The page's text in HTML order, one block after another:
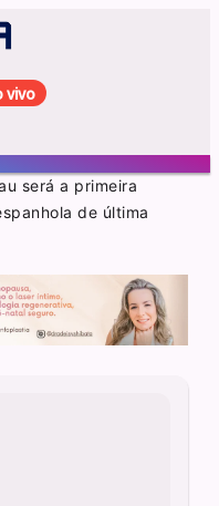
vivo
será a primeira
de última